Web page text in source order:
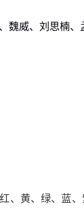
魏威、刘思楠、
、黄、绿、蓝